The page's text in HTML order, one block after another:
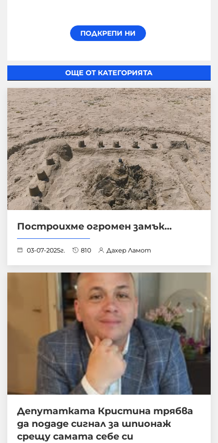
ОЩЕ ОТ КАТЕГОРИЯТА
Построихме огромен замък...
03-07-2025г. 810 Дахер Ламот
Депутатката Кристина трябва
да подаде сигнал за шпионаж
срещу самата себе си